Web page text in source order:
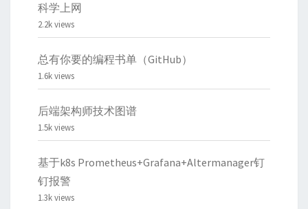
科学上网
2.2k views
总有你要的编程书单（GitHub）
1.6k views
后端架构师技术图谱
1.5k views
基于k8s Prometheus+Grafana+Altermanager钉
钉报警
1.3k views